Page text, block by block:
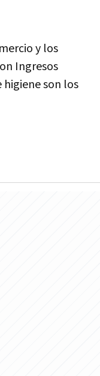
y los
Ingresos
higiene son los